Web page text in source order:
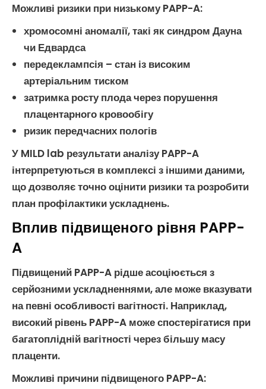
Можливі ризики при низькому PAPP-A:
хромосомні аномалії, такі як синдром Дауна
чи Едвардса
передеклампсія – стан із високим
артеріальним тиском
затримка росту плодачерез порушення
плацентарного кровообігу
ризик передчасних пологів
У MILD lab результатианалізу PAPP-A
інтерпретуються в комплексі з іншими даними,
що дозволяє точно оцінити ризики та розробити
план профілактики ускладнень.
Вплив підвищеного рівня PAPP-
A
Підвищений PAPP-A рідше асоціюється з
серйозними ускладненнями, але може вказувати
на певні особливості вагітності. Наприклад,
високий рівень PAPP-A може спостерігатися при
багатоплідній вагітності через більшу масу
плаценти.
Можливі причини підвищеного PAPP-A: